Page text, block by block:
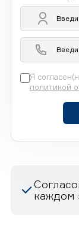
Я
политикой
каждом